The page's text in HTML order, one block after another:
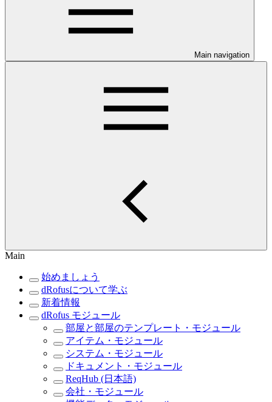
Main navigation
Main
始めましょう
dRofusについて学ぶ
新着情報
dRofus モジュール
部屋と部屋のテンプレート・モジュール
アイテム・モジュール
システム・モジュール
ドキュメント・モジュール
ReqHub (日本語)
会社・モジュール